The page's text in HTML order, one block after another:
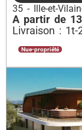
35 - Ille-et-
A partir de
Livraison : 1t-
Nue-propriété